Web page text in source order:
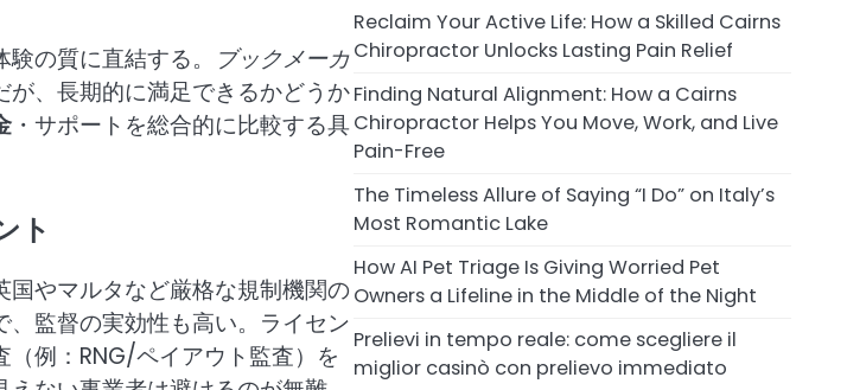
の質に直結する。
ブックメーカ
、長期的に満足できるかどうか
・サポートを総合的に比較する具
ト
国やマルタなど厳格な規制機関の
監督の実効性も高い。ライセン
例：RNG/ペイアウト監査）を
Reclaim Your Active Life: How a Skilled Cairns
Chiropractor Unlocks Lasting Pain Relief
Finding Natural Alignment: How a Cairns
Chiropractor Helps You Move, Work, and Live
Pain-Free
The Timeless Allure of Saying “I Do” on Italy’s
Most Romantic Lake
How AI Pet Triage Is Giving Worried Pet
Owners a Lifeline in the Middle of the Night
Prelievi in tempo reale: come scegliere il
miglior casinò con prelievo immediato